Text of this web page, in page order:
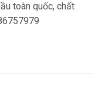
toàn quốc, chất